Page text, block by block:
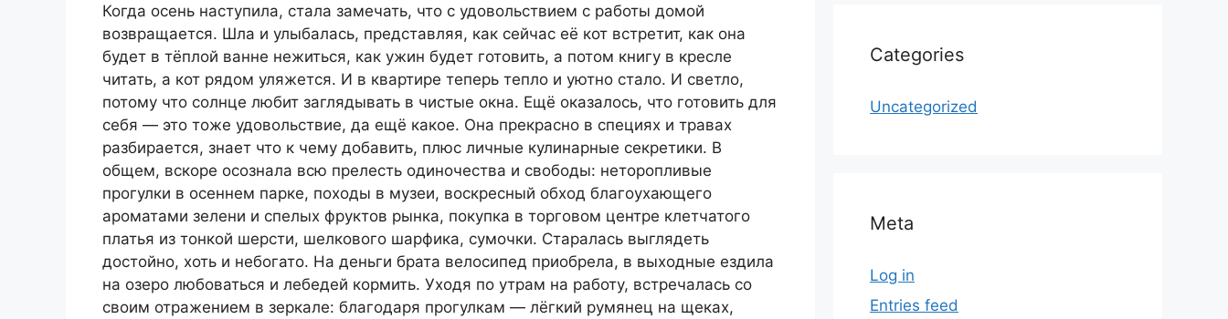
Когда осень наступила, стала замечать, что с удовольствием с работы домой
возвращается. Шла и улыбалась, представляя, как сейчас её кот встретит, как она
будет в тёплой ванне нежиться, как ужин будет готовить, а потом книгу в кресле
читать, а кот рядом уляжется. И в квартире теперь тепло и уютно стало. И светло,
потому что солнце любит заглядывать в чистые окна. Ещё оказалось, что готовить для
себя — это тоже удовольствие, да ещё какое. Она прекрасно в специях и травах
разбирается, знает что к чему добавить, плюс личные кулинарные секретики. В
общем, вскоре осознала всю прелесть одиночества и свободы: неторопливые
прогулки в осеннем парке, походы в музеи, воскресный обход благоухающего
ароматами зелени и спелых фруктов рынка, покупка в торговом центре клетчатого
платья из тонкой шерсти, шелкового шарфика, сумочки. Старалась выглядеть
достойно, хоть и небогато. На деньги брата велосипед приобрела, в выходные ездила
на озеро любоваться и лебедей кормить. Уходя по утрам на работу, встречалась со
своим отражением в зеркале: благодаря прогулкам — лёгкий румянец на щеках,
Categories
Uncategorized
Meta
Log in
Entries feed